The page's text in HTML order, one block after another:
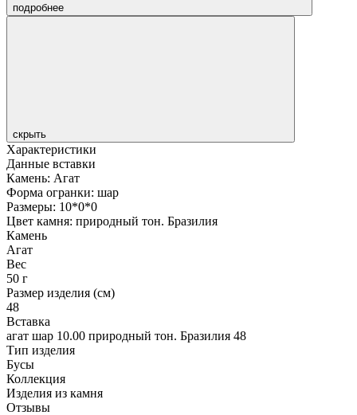
подробнее
скрыть
Характеристики
Данные вставки
Камень: Агат
Форма огранки: шар
Размеры: 10*0*0
Цвет камня: природный тон. Бразилия
Камень
Агат
Вес
50 г
Размер изделия (см)
48
Вставка
агат шар 10.00 природный тон. Бразилия 48
Тип изделия
Бусы
Коллекция
Изделия из камня
Отзывы